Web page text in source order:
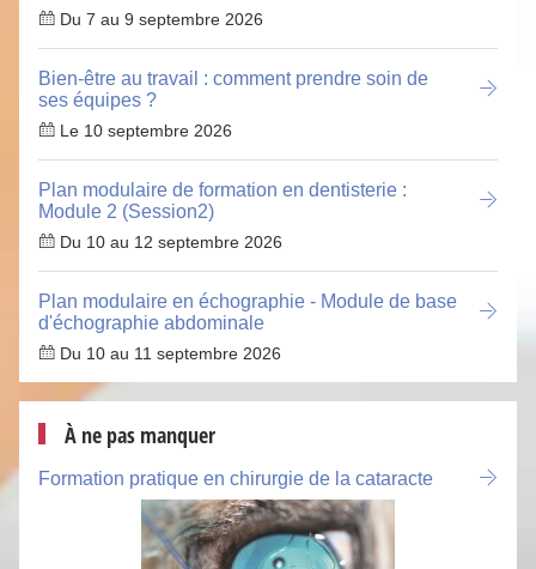
Du 7 au 9 septembre 2026
Bien-être au travail : comment prendre soin de
ses équipes ?
Le 10 septembre 2026
Plan modulaire de formation en dentisterie :
Module 2 (Session2)
Du 10 au 12 septembre 2026
Plan modulaire en échographie - Module de base
d'échographie abdominale
Du 10 au 11 septembre 2026
À ne pas manquer
Formation pratique en chirurgie de la cataracte